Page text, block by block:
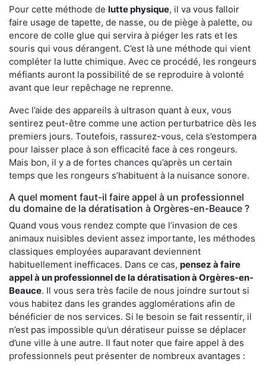
Pour cette méthode de lutte physique, il va vous falloir
faire usage de tapette, de nasse, ou de piège à palette, ou
encore de colle glue qui servira à piéger les rats et les
souris qui vous dérangent. C’est là une méthode qui vient
compléter la lutte chimique. Avec ce procédé, les rongeurs
méfiants auront la possibilité de se reproduire à volonté
avant que leur repêchage ne reprenne.
Avec l’aide des appareils à ultrason quant à eux, vous
sentirez peut-être comme une action perturbatrice dès les
premiers jours. Toutefois, rassurez-vous, cela s’estompera
pour laisser place à son efficacité face à ces rongeurs.
Mais bon, il y a de fortes chances qu’après un certain
temps que les rongeurs s’habituent à la nuisance sonore.
A quel moment faut-il faire appel à un professionnel
du domaine de la dératisation à Orgères-en-Beauce ?
Quand vous vous rendez compte que l’invasion de ces
animaux nuisibles devient assez importante, les méthodes
classiques employées auparavant deviennent
habituellement inefficaces. Dans ce cas, pensez à faire
appel à un professionnel de la dératisation à Orgères-en-
Beauce. Il vous sera très facile de nous joindre surtout si
vous habitez dans les grandes agglomérations afin de
bénéficier de nos services. Si le besoin se fait ressentir, il
n’est pas impossible qu’un dératiseur puisse se déplacer
d’une ville à une autre. Il faut noter que faire appel à des
professionnels peut présenter de nombreux avantages :